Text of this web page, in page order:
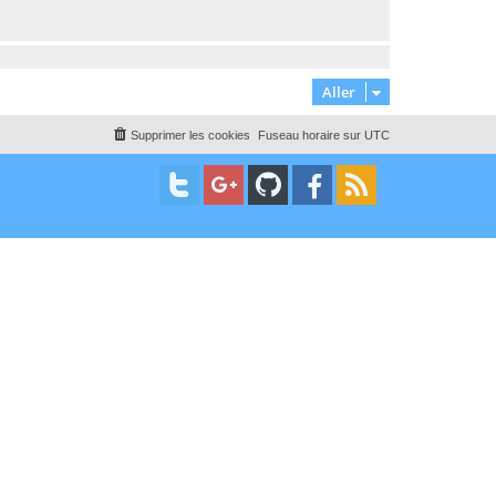
Aller
Fuseau horaire sur UTC
Supprimer les cookies